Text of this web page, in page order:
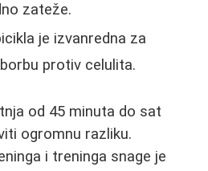
zateže.
je izvanredna za
protiv celulita.
od 45 minuta do sat
ogromnu razliku.
i treninga snage je